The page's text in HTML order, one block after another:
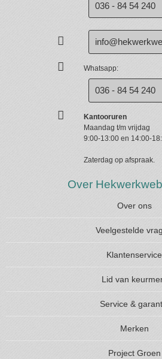
036 - 84 54 240
Whatsapp:
036 - 84 54 240
Kantooruren
Maandag t/m vrijdag
9:00-13:00 en 14:00-
Zaterdag op afspraak.
Over
Over ons
Veelgestelde
Klantenservice
Lid van
Service &
Merken
Project Groen